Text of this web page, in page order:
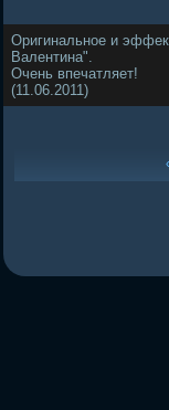
Оригинальное и
Валентина".
Очень впечатляет!
(11.06.2011)